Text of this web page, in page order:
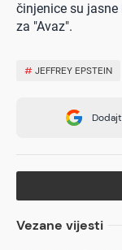
činjenice su
za "Avaz".
#JEFFREY EPSTEIN
Vezane vijesti